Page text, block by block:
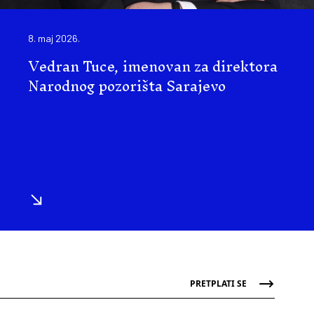
8. maj 2026.
Vedran Tuce, imenovan za direktora
Narodnog pozorišta Sarajevo
PRETPLATI SE